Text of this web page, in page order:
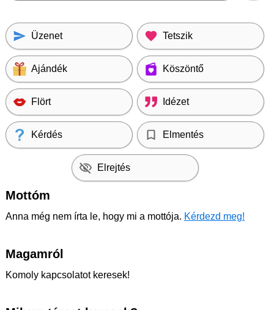
Üzenet Tetszik
Ajándék Köszöntő
Flört Idézet
Kérdés Elmentés
Elrejtés
Mottóm
Anna még nem írta le, hogy mi a mottója. Kérdezd meg!
Magamról
Komoly kapcsolatot keresek!